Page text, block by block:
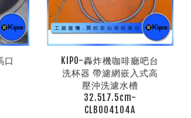
口
KIPO-轟炸機咖啡廳吧台
洗杯器 帶濾網嵌入式高
壓沖洗濾水槽
32.517.5cm-
CLB004104A